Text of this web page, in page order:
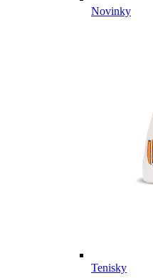
Novinky
Tenisky